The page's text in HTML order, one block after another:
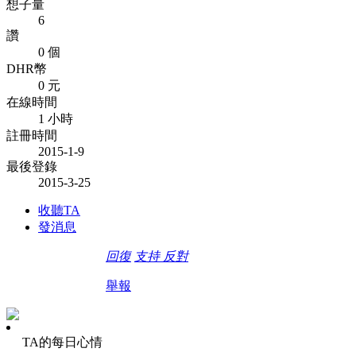
想子量
6
讚
0 個
DHR幣
0 元
在線時間
1 小時
註冊時間
2015-1-9
最後登錄
2015-3-25
收聽TA
發消息
回復 支持 反對
舉報
TA的每日心情